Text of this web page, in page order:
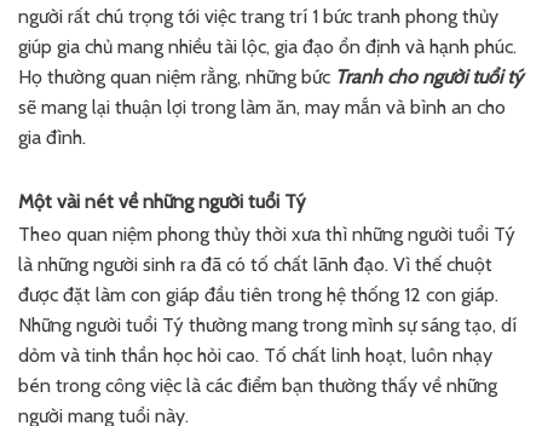
người rất chú trọng tới việc trang trí 1 bức tranh phong thủy
giúp gia chủ mang nhiều tài lộc, gia đạo ổn định và hạnh phúc.
Họ thường quan niệm rằng, những bức Tranh cho người tuổi tý
sẽ mang lại thuận lợi trong làm ăn, may mắn và bình an cho
gia đình.
Một vài nét về những người tuổi Tý
Theo quan niệm phong thủy thời xưa thì những người tuổi Tý
là những người sinh ra đã có tố chất lãnh đạo. Vì thế chuột
được đặt làm con giáp đầu tiên trong hệ thống 12 con giáp.
Những người tuổi Tý thường mang trong mình sự sáng tạo, dí
dỏm và tinh thần học hỏi cao. Tố chất linh hoạt, luôn nhạy
bén trong công việc là các điểm bạn thường thấy về những
người mang tuổi này.